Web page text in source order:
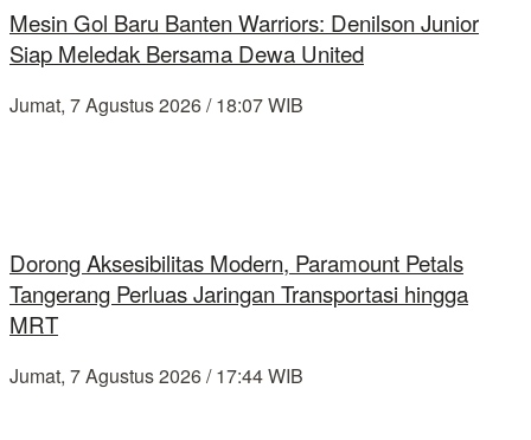
Mesin Gol Baru Banten Warriors: Denilson Junior
Siap Meledak Bersama Dewa United
Jumat, 7 Agustus 2026 / 18:07 WIB
Dorong Aksesibilitas Modern, Paramount Petals
Tangerang Perluas Jaringan Transportasi hingga
MRT
Jumat, 7 Agustus 2026 / 17:44 WIB